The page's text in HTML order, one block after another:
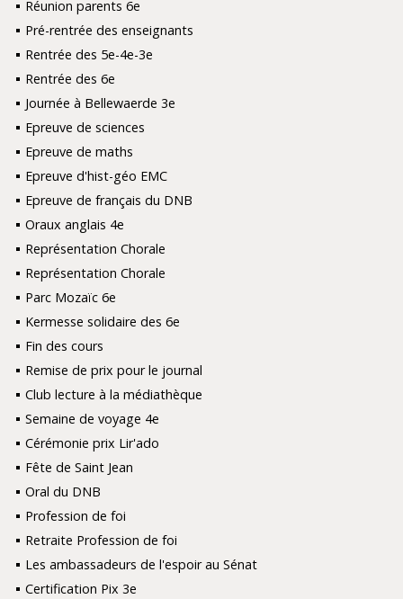
Réunion parents 6e
Pré-rentrée des enseignants
Rentrée des 5e-4e-3e
Rentrée des 6e
Journée à Bellewaerde 3e
Epreuve de sciences
Epreuve de maths
Epreuve d'hist-géo EMC
Epreuve de français du DNB
Oraux anglais 4e
Représentation Chorale
Représentation Chorale
Parc Mozaïc 6e
Kermesse solidaire des 6e
Fin des cours
Remise de prix pour le journal
Club lecture à la médiathèque
Semaine de voyage 4e
Cérémonie prix Lir'ado
Fête de Saint Jean
Oral du DNB
Profession de foi
Retraite Profession de foi
Les ambassadeurs de l'espoir au Sénat
Certification Pix 3e